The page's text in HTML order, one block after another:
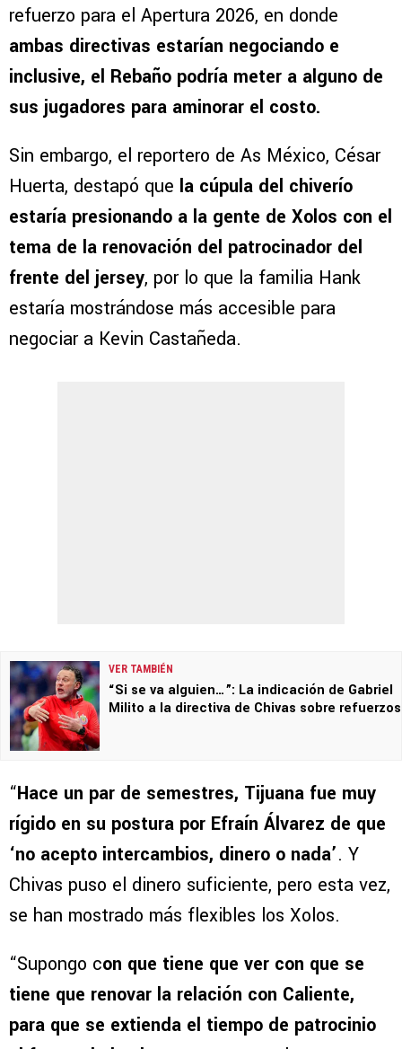
refuerzo para el Apertura 2026, en donde
ambas directivas estarían negociando e
inclusive, el Rebaño podría meter a alguno de
sus jugadores para aminorar el costo.
Sin embargo, el reportero de As México, César
Huerta, destapó que la cúpula del chiverío
estaría presionando a la gente de Xolos con el
tema de la renovación del patrocinador del
frente del jersey, por lo que la familia Hank
estaría mostrándose más accesible para
negociar a Kevin Castañeda.
VER TAMBIÉN
“Si se va alguien…”: La indicación de Gabriel
Milito a la directiva de Chivas sobre refuerzos
“Hace un par de semestres, Tijuana fue muy
rígido en su postura por Efraín Álvarez de que
‘no acepto intercambios, dinero o nada’. Y
Chivas puso el dinero suficiente, pero esta vez,
se han mostrado más flexibles los Xolos.
“Supongo con que tiene que ver con que se
tiene que renovar la relación con Caliente,
para que se extienda el tiempo de patrocinio